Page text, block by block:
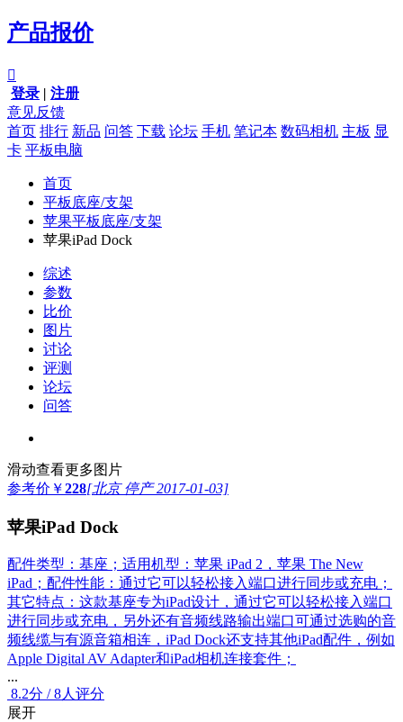
产品报价

登录 | 注册
意见反馈
首页 排行 新品 问答 下载 论坛 手机 笔记本 数码相机 主板 显
卡 平板电脑
首页
平板底座/支架
苹果平板底座/支架
苹果iPad Dock
综述
参数
比价
图片
讨论
评测
论坛
问答
滑动查看更多图片
参考价 ￥228[北京 停产 2017-01-03]
苹果iPad Dock
配件类型：基座；适用机型：苹果 iPad 2，苹果 The New
iPad；配件性能：通过它可以轻松接入端口进行同步或充电；
其它特点：这款基座专为iPad设计，通过它可以轻松接入端口
进行同步或充电，另外还有音频线路输出端口可通过选购的音
频线缆与有源音箱相连，iPad Dock还支持其他iPad配件，例如
Apple Digital AV Adapter和iPad相机连接套件；
...
8.2分 /8人评分
展开